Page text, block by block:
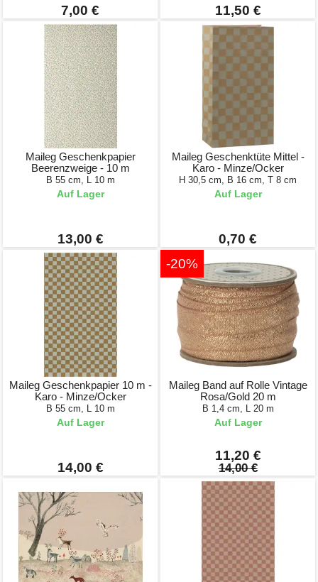
7,00 € 11,50 €
Maileg Geschenkpapier
Beerenzweige - 10 m
B 55 cm, L 10 m
Auf Lager
13,00 €
Maileg Geschenktüte Mittel -
Karo - Minze/Ocker
H 30,5 cm, B 16 cm, T 8 cm
Auf Lager
0,70 €
Maileg Geschenkpapier 10 m -
Karo - Minze/Ocker
B 55 cm, L 10 m
Auf Lager
14,00 €
-20%
Maileg Band auf Rolle Vintage
Rosa/Gold 20 m
B 1,4 cm, L 20 m
Auf Lager
11,20 €
14,00 €